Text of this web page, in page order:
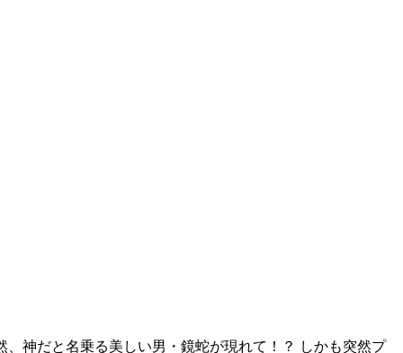
神だと名乗る美しい男・鏡蛇が現れて！？ しかも突然プ